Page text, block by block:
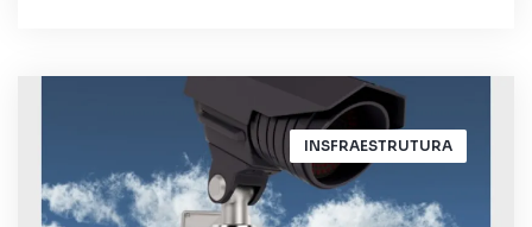
INSFRAESTRUTURA